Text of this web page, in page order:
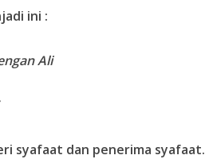
ini :
Ali
syafaat dan penerima syafaat.